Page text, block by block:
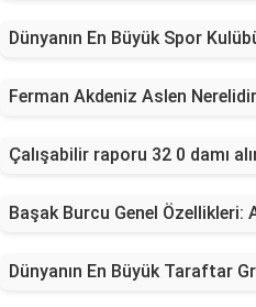
Dünyanın En Büyük Spor
Ferman Akdeniz Aslen Nerelidir
Çalışabilir raporu 32 0 damı
Başak Burcu Genel Özellikleri:
Dünyanın En Büyük Taraftar